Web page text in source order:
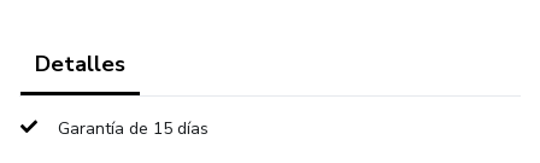
Detalles
Garantía de 15 días